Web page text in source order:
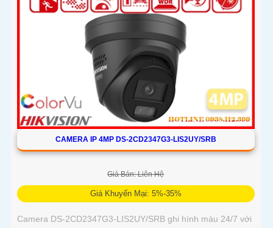
CAMERA IP 4MP DS-2CD2347G3-LIS2UY/SRB
Giá Bán: Liên Hệ
Giá Khuyến Mại: 5%-35%
Camera DS-2CD2347G3-LIS2UY/SRB ghi hình màu 24/7 với